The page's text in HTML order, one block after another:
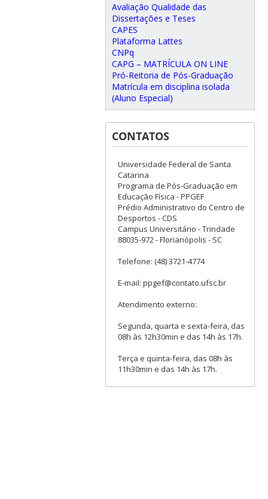
Avaliação Qualidade das
Dissertações e Teses
CAPES
Plataforma Lattes
CNPq
CAPG – MATRÍCULA ON LINE
Pró-Reitoria de Pós-Graduação
Matrícula em disciplina isolada
(Aluno Especial)
CONTATOS
Universidade Federal de Santa
Catarina
Programa de Pós-Graduação em
Educação Física - PPGEF
Prédio Administrativo do Centro de
Desportos - CDS
Campus Universitário - Trindade
88035-972 - Florianópolis - SC
Telefone: (48) 3721-4774
E-mail: ppgef@contato.ufsc.br
Atendimento externo:
Segunda, quarta e sexta-feira, das
08h às 12h30min e das 14h às 17h.
Terça e quinta-feira, das 08h às
11h30min e das 14h às 17h.